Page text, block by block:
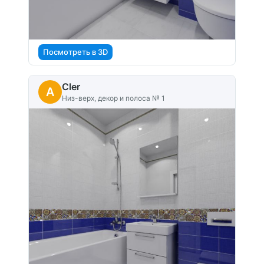
Посмотреть в 3D
A Cler
Низ-верх, декор и полоса № 1